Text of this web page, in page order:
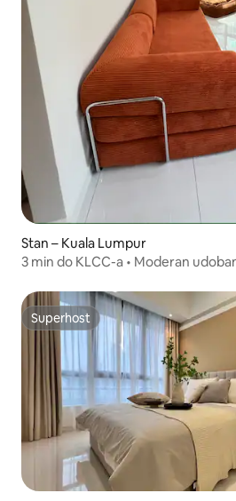
Stan – Kuala Lumpur
3 min do KLCC-a • Moderan
Superhost
Superhost